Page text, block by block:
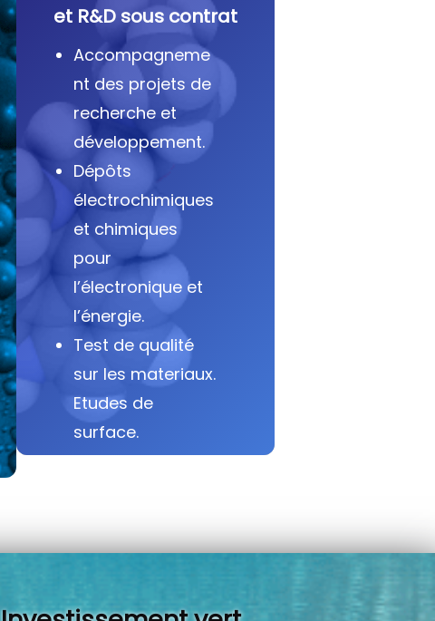
et R&D sous contrat
Accompagneme
nt des projets de
recherche et
développement.
Dépôts
électrochimiques
et chimiques
pour
l’électronique et
l’énergie.
Test de qualité
sur les materiaux.
Etudes de
surface.